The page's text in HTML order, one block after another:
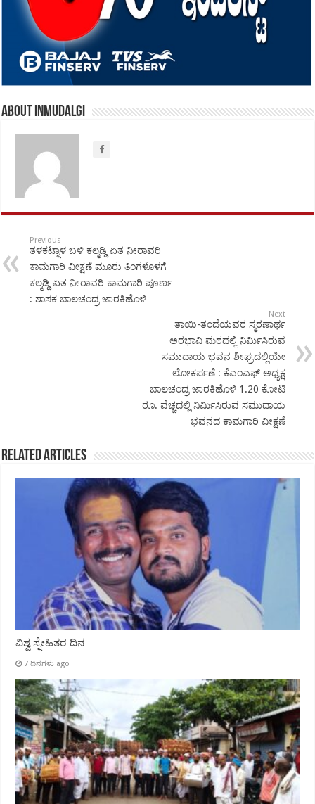
About inmudalgi
Previous
ತಳಕಟ್ನಾಳ ಬಳಿ ಕಲ್ಮಡ್ಡಿ ಏತ ನೀರಾವರಿ
ಕಾಮಗಾರಿ ವೀಕ್ಷಣೆ ಮೂರು ತಿಂಗಳೊಳಗೆ
ಕಲ್ಮಡ್ಡಿ ಏತ ನೀರಾವರಿ ಕಾಮಗಾರಿ ಪೂರ್ಣ
: ಶಾಸಕ ಬಾಲಚಂದ್ರ ಜಾರಕಿಹೊಳಿ
Next
ತಾಯಿ-ತಂದೆಯವರ ಸ್ಮರಣಾರ್ಥ
ಅರಭಾವಿ ಮಠದಲ್ಲಿ ನಿರ್ಮಿಸಿರುವ
ಸಮುದಾಯ ಭವನ ಶೀಘ್ರದಲ್ಲಿಯೇ
ಲೋಕರ್ಪಣೆ : ಕೆಎಂಎಫ್ ಅಧ್ಯಕ್ಷ
ಬಾಲಚಂದ್ರ ಜಾರಕಿಹೊಳಿ 1.20 ಕೋಟಿ
ರೂ. ವೆಚ್ಚದಲ್ಲಿ ನಿರ್ಮಿಸಿರುವ ಸಮುದಾಯ
ಭವನದ ಕಾಮಗಾರಿ ವೀಕ್ಷಣೆ
Related Articles
ವಿಶ್ವ ಸ್ನೇಹಿತರ ದಿನ
7 ದಿನಗಳು ago